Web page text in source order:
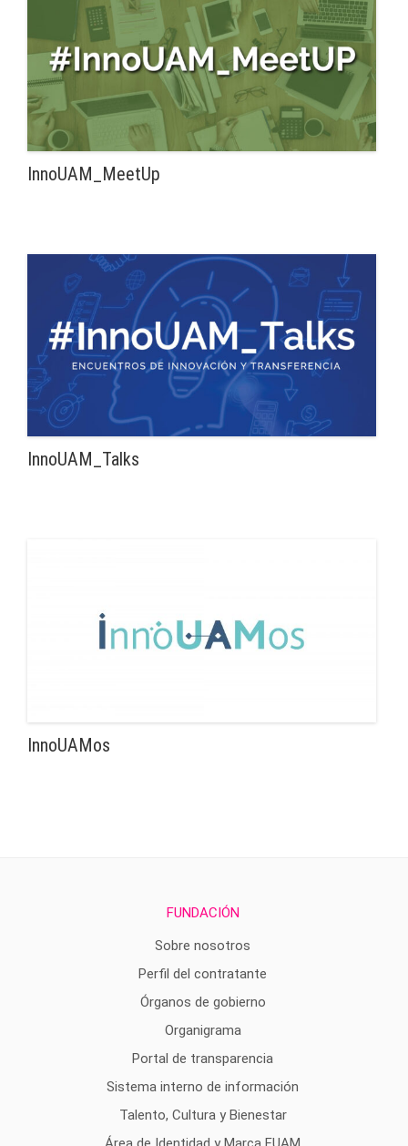
InnoUAM_MeetUp
InnoUAM_Talks
InnoUAMos
FUNDACIÓN
Sobre nosotros
Perfil del contratante
Órganos de gobierno
Organigrama
Portal de transparencia
Sistema interno de información
Talento, Cultura y Bienestar